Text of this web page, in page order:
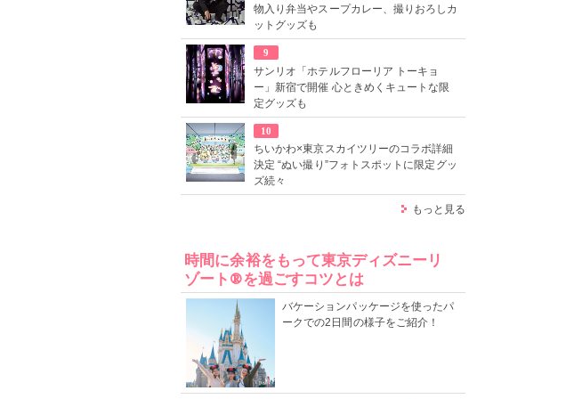
物入り弁当やスープカレー、撮りおろしカ
ットグッズも
9
サンリオ「ホテルフローリア トーキョ
ー」新宿で開催 心ときめくキュートな限
定グッズも
10
ちいかわ×東京スカイツリーのコラボ詳細
決定 “ぬい撮り”フォトスポットに限定グッ
ズ続々
もっと見る
時間に余裕をもって東京ディズニーリ
ゾート®を過ごすコツとは
バケーションパッケージを使ったパ
ークでの2日間の様子をご紹介！